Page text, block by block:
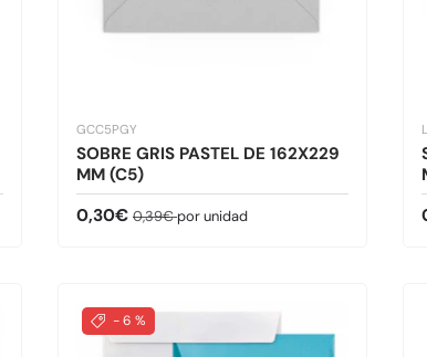
GCC5PGY
SOBRE GRIS PASTEL DE 162X229
MM (C5)
Precio de venta
0,30€ Precio normal
0,39€por unidad
- 6 %